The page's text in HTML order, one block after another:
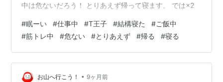
中は危ないだろう！ とりあえず帰って寝ます。 では×2
#眠ーい #仕事中 #T王子 #結構寝た #ご飯中
#筋トレ中 #危ない #とりあえず #帰る #寝る
お山へ行こう！ • 9ヶ月前